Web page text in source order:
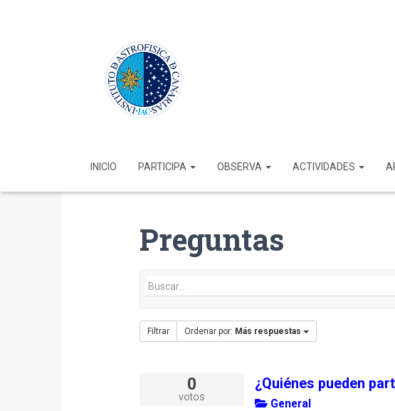
INICIO PARTICIPA OBSERVA ACTIVIDADES
Preguntas
Filtrar Ordenar por: Más respuestas
0
votos
¿Quiénes pueden
General